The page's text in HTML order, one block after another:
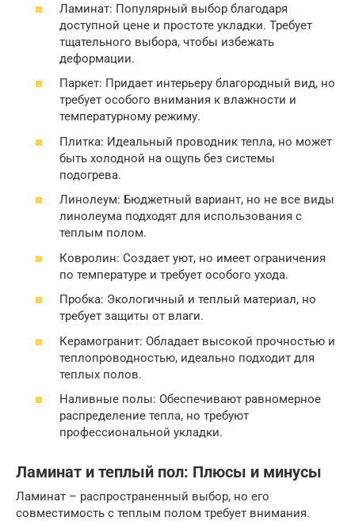
Ламинат: Популярный выбор благодаря
доступной цене и простоте укладки. Требует
тщательного выбора, чтобы избежать
деформации.
Паркет: Придает интерьеру благородный вид, но
требует особого внимания к влажности и
температурному режиму.
Плитка: Идеальный проводник тепла, но может
быть холодной на ощупь без системы
подогрева.
Линолеум: Бюджетный вариант, но не все виды
линолеума подходят для использования с
теплым полом.
Ковролин: Создает уют, но имеет ограничения
по температуре и требует особого ухода.
Пробка: Экологичный и теплый материал, но
требует защиты от влаги.
Керамогранит: Обладает высокой прочностью и
теплопроводностью, идеально подходит для
теплых полов.
Наливные полы: Обеспечивают равномерное
распределение тепла, но требуют
профессиональной укладки.
Ламинат и теплый пол: Плюсы и минусы
Ламинат – распространенный выбор, но его
совместимость с теплым полом требует внимания.